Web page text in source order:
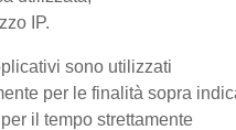
IP.
sono utilizzati
per le finalità sopra
il tempo strettamente